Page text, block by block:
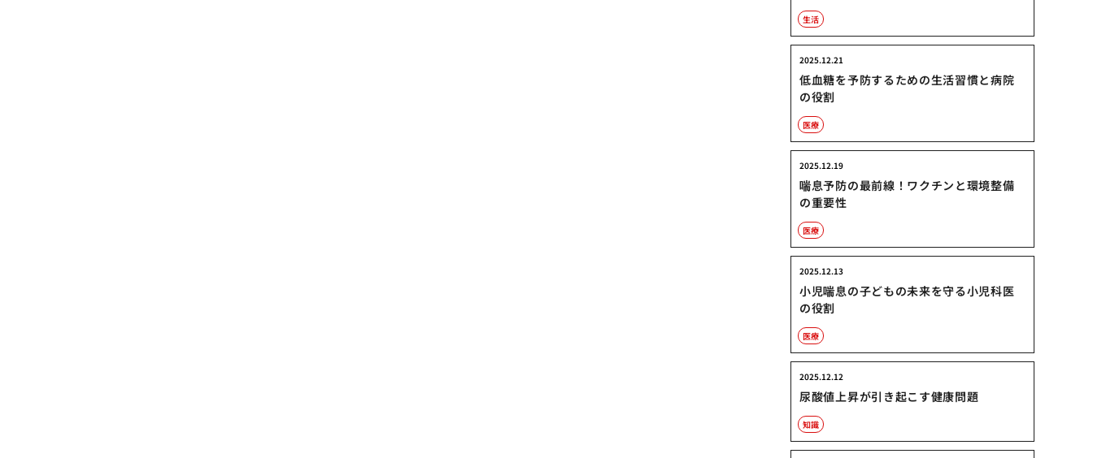
生活
低血糖を予防するための生活習慣と病院
の役割
2025.12.21
医療
喘息予防の最前線！ワクチンと環境整備
の重要性
2025.12.19
医療
小児喘息の子どもの未来を守る小児科医
の役割
2025.12.13
医療
尿酸値上昇が引き起こす健康問題
2025.12.12
知識